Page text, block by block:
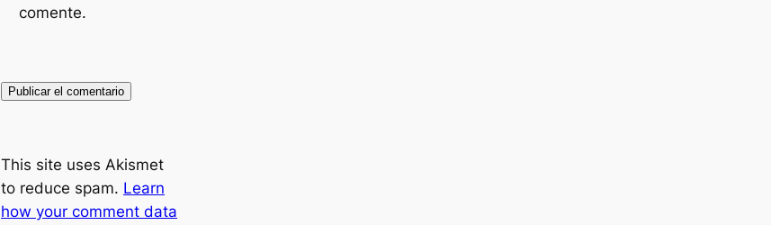
comente.
This site uses Akismet
to reduce spam. Learn
how your comment data